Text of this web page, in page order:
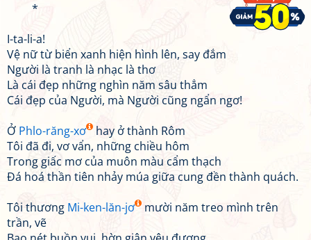
*
I-ta-li-a!
Vệ nữ từ biển xanh hiện hình lên, say đắm
Người là tranh là nhạc là thơ
Là cái đẹp những nghìn năm sâu thẳm
Cái đẹp của Người, mà Người cũng ngẩn ngơ!
Ở Phlo-răng-xơ
hay ở thành Rôm
Tôi đã đi, vơ vẩn, những chiều hôm
Trong giấc mơ của muôn màu cẩm thạch
Đá hoá thần tiên nhảy múa giữa cung đền thành quách.
Tôi thương Mi-ken-lăn-jơ
mười năm treo mình trên
trần, vẽ